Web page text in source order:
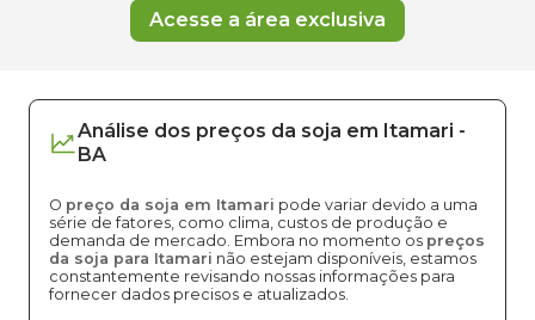
Acesse a área exclusiva
Análise dos preços da soja em Itamari -
BA
O preço da soja em Itamari pode variar devido a uma
série de fatores, como clima, custos de produção e
demanda de mercado. Embora no momento os preços
da soja para Itamari não estejam disponíveis, estamos
constantemente revisando nossas informações para
fornecer dados precisos e atualizados.